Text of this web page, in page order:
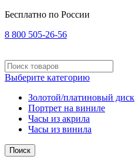
Бесплатно по России
8 800 505-26-56
Выберите категорию
Золотой/платиновый диск
Портрет на виниле
Часы из акрила
Часы из винила
Поиск